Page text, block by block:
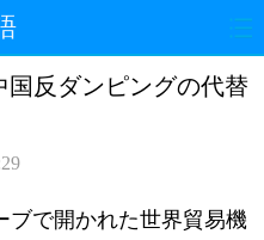
経済
写真
国反ダンピングの代替
ブで開かれた世界貿易機